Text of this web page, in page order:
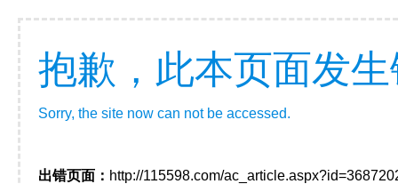
抱歉，此本页面发
Sorry, the site now can not be accessed.
出错页面： http://115598.com/